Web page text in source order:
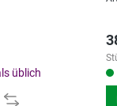
üblich